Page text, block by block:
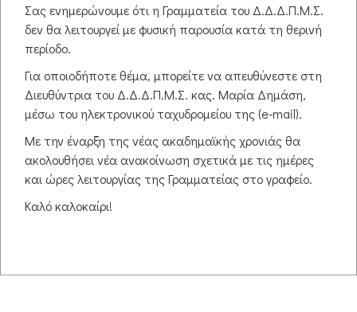
http://s.atcite.com/_0XPbzgFM
Πληροφορίες
Τρόπος διεξαγωγής:ΔιαδικτυακάΔιδάσκων/ουσα:
Κυριάκος ΣγουρόπουλοςΤίτλος:Μέλος Ε.ΔΙ.Π. Θέση:
Τ.Ι.Ε. Δ.Π.Θ.
Όλες οι ημερομηνίες
Σας ενημερώνουμε ότι η Γραμματεία του Δ.Δ.Δ.Π.Μ.Σ.
δεν θα λειτουργεί με φυσική παρουσία κατά τη θερινή
περίοδο.
Για οποιοδήποτε θέμα, μπορείτε να απευθύνεστε στη
Διευθύντρια του Δ.Δ.Δ.Π.Μ.Σ. κας. Μαρία Δημάση,
μέσω του ηλεκτρονικού ταχυδρομείου της (e-mail).
Με την έναρξη της νέας ακαδημαϊκής χρονιάς θα
ακολουθήσει νέα ανακοίνωση σχετικά με τις ημέρες
και ώρες λειτουργίας της Γραμματείας στο γραφείο.
Καλό καλοκαίρι!